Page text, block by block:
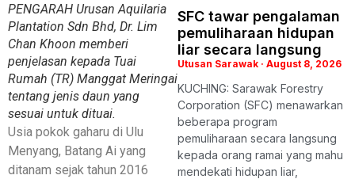
PENGARAH Urusan Aquilaria
Plantation Sdn Bhd, Dr. Lim
Chan Khoon memberi
penjelasan kepada Tuai
Rumah (TR) Manggat Meringai
tentang jenis daun yang
sesuai untuk dituai.
Usia pokok gaharu di Ulu
Menyang, Batang Ai yang
ditanam sejak tahun 2016
SFC tawar pengalaman
pemuliharaan hidupan
liar secara langsung
Utusan Sarawak August 8, 2026
KUCHING: Sarawak Forestry
Corporation (SFC) menawarkan
beberapa program
pemuliharaan secara langsung
kepada orang ramai yang mahu
mendekati hidupan liar,